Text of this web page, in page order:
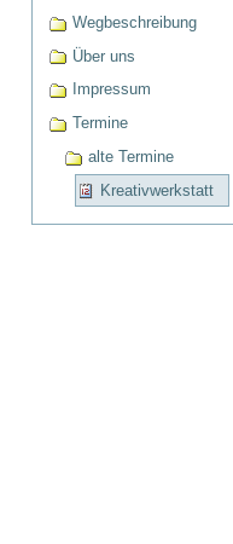
Wegbeschreibung
Über uns
Impressum
Termine
alte Termine
Kreativwerkstatt